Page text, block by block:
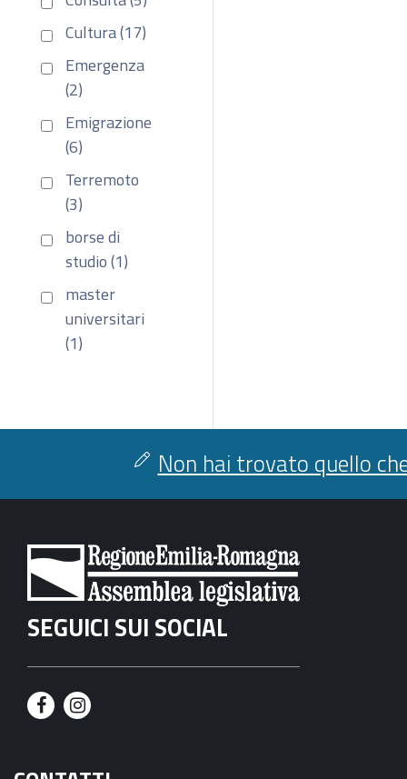
Cultura (17)
Emergenza
(2)
Emigrazione
(6)
Terremoto
(3)
borse di
studio (1)
master
universitari
(1)
Non hai trovato quello
SEGUICI SUI SOCIAL
F
I